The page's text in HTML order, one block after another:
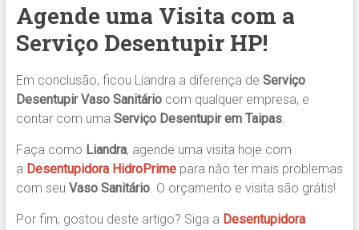
Agende uma Visita com a
Serviço Desentupir HP!
Em conclusão, ficou Liandra a diferença de Serviço
Desentupir Vaso Sanitário com qualquer empresa, e
contar com uma Serviço Desentupir em Taipas.
Faça como Liandra, agende uma visita hoje com
a Desentupidora HidroPrime para não ter mais problemas
com seu Vaso Sanitário. O orçamento e visita são grátis!
Por fim, gostou deste artigo? Siga a Desentupidora